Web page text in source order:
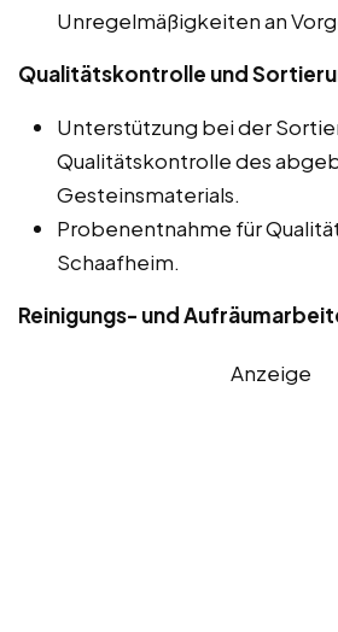
Unregelmäßigkeiten an
Qualitätskontrolle und
Unterstützung bei der
Qualitätskontrolle des
Gesteinsmaterials.
Probenentnahme für
Schaafheim.
Reinigungs- und
Anzeige